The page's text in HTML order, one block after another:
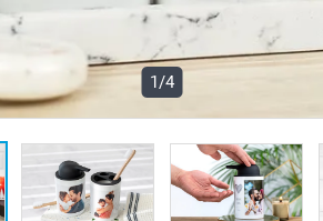
1/4